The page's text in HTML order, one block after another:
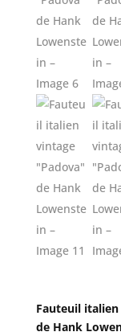
Fauteuil italien
de Hank